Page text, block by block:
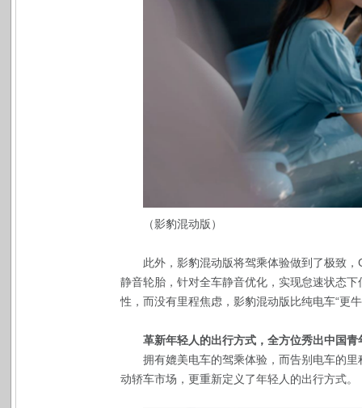
（影豹混动版）
此外，影豹混动版将驾乘体验做到了极致
静音轮胎，针对全车静音优化，实现怠速状态
性，而没有里程焦虑，影豹混动版比纯电车“更
革新年轻人的出行方式，全方位秀出中国青
拥有媲美电车的驾乘体验，而告别电车的
动轿车市场，更重新定义了年轻人的出行方式。